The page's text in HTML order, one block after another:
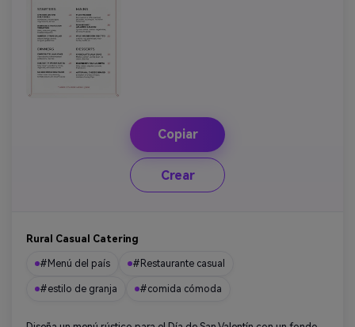
Copiar
Crear
Rural Casual Catering
#Menú del país #Restaurante casual
#estilo de granja #comida cómoda